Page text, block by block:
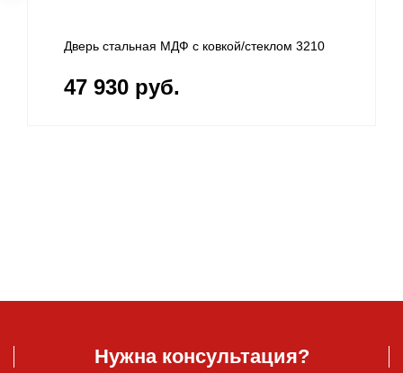
Дверь стальная МДФ с ковкой/стеклом 3210
47 930 руб.
Нужна консультация?